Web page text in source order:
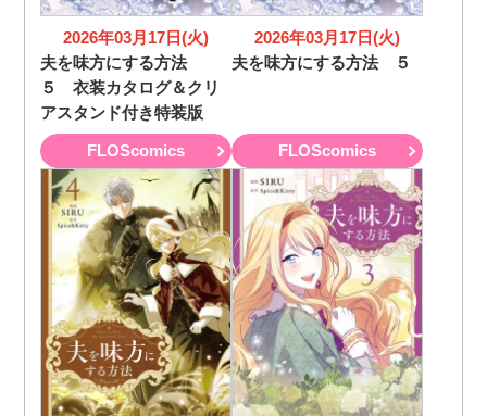
2026年03月17日(火)
夫を味方にする方法
５ 衣装カタログ＆クリ
アスタンド付き特装版
FLOScomics
2026年03月17日(火)
夫を味方にする方法 ５
FLOScomics